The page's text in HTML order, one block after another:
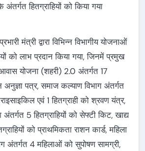
हितग्राहियों को किया गया
मंत्री द्वारा विभिन्न विभागीय योजनाओं
को लाभ प्रदान किया गया, जिनमें प्रमुख
योजना (शहरी) 2.0 अंतर्गत 17
अनुज्ञा पत्र, समाज कल्याण विभाग अंतर्गत
एवं 1 हितग्राही को श्रवण यंत्र,
5 हितग्राहियों को सेफ्टी किट, खाद्य
को प्राथमिकता राशन कार्ड, महिला
अंतर्गत 4 महिलाओं को सुपोषण सामग्री,